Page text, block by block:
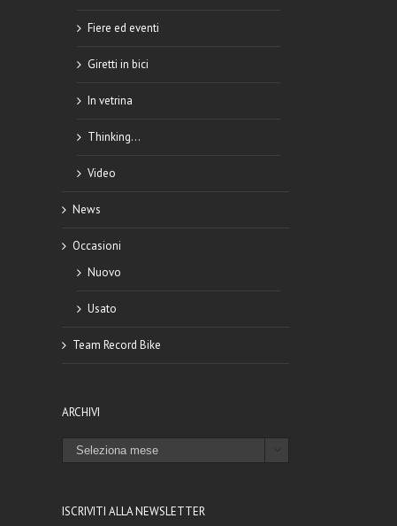
Fiere ed eventi
Giretti in bici
In vetrina
Thinking…
Video
News
Occasioni
Nuovo
Usato
Team Record Bike
ARCHIVI
ARCHIVI
ISCRIVITI ALLA NEWSLETTER